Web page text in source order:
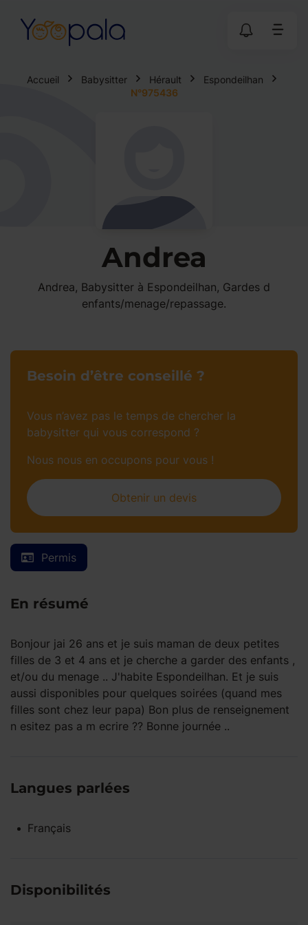
Accueil Babysitter Hérault
Espondeilhan
N°975436
Andrea
Andrea, Babysitter à Espondeilhan, Gardes d
enfants/menage/repassage.
Permis
En résumé
Bonjour jai 26 ans et je suis maman de deux petites
filles de 3 et 4 ans et je cherche a garder des enfants ,
et/ou du menage .. J'habite Espondeilhan. Et je suis
aussi disponibles pour quelques soirées (quand mes
filles sont chez leur papa) Bon plus de renseignement
n esitez pas a m ecrire ?? Bonne journée ..
Langues parlées
Français
Disponibilités
Besoin d’être conseillé ?
Vous n’avez pas le temps de chercher la
babysitter qui vous correspond ?
Nous nous en occupons pour vous !
Obtenir un devis